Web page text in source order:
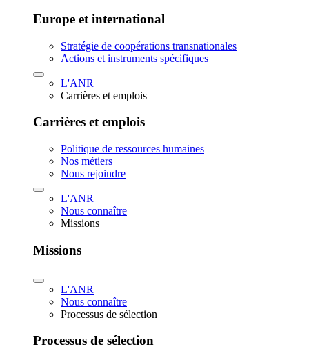
Europe et international
Stratégie de coopérations transnationales
Actions et instruments spécifiques
L'ANR
Carrières et emplois
Carrières et emplois
Politique de ressources humaines
Nos métiers
Nous rejoindre
L'ANR
Nous connaître
Missions
Missions
L'ANR
Nous connaître
Processus de sélection
Processus de sélection